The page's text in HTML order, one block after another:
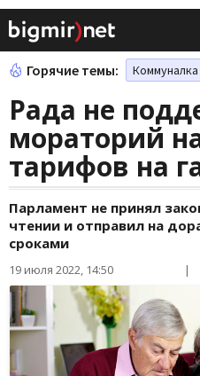
Горячие темы: Коммуналка
Рада не
мораторий
тарифов на
Парламент не принял
чтении и отправил на
сроками
19 июля 2022, 14:50 |